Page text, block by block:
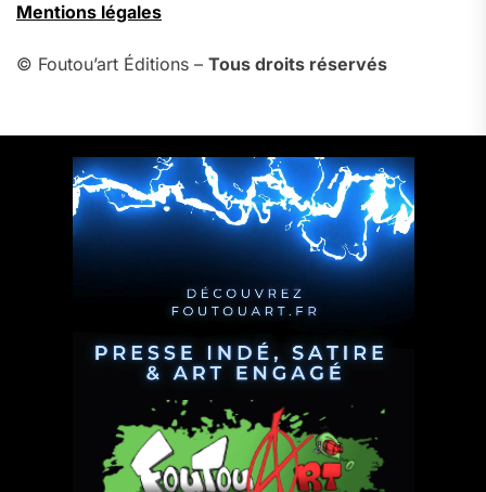
Mentions légales
© Foutou’art Éditions – Tous droits réservés